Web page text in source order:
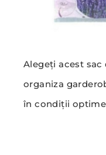
Alegeți acest sac
organiza
în condiții optime